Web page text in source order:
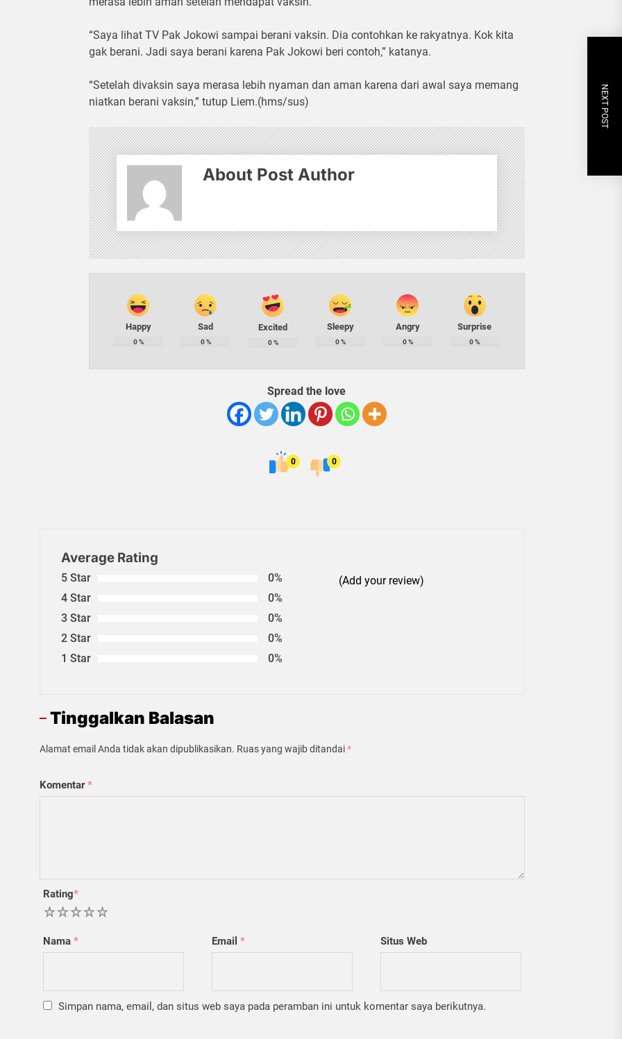
“Saya lihat TV Pak Jokowi sampai berani vaksin. Dia contohkan ke rakyatnya. Kok kita
gak berani. Jadi saya berani karena Pak Jokowi beri contoh,” katanya.
“Setelah divaksin saya merasa lebih nyaman dan aman karena dari awal saya memang
niatkan berani vaksin,” tutup Liem.(hms/sus)
About Post Author
Happy
0%
Sad
0%
Excited
0%
Sleepy
0%
Angry
0%
Surprise
0%
Spread the love
0 0
Average Rating
5 Star
0%
4 Star
0%
3 Star
0%
2 Star
0%
1 Star
0%
(Add your review)
Tinggalkan Balasan
Alamat email Anda tidak akan dipublikasikan. Ruas yang wajib ditandai*
Komentar*
Rating*
5
4
3
2
Nama * Email * Situs Web
Simpan nama, email, dan situs web saya pada peramban ini untuk komentar saya berikutnya.
NEXT POST